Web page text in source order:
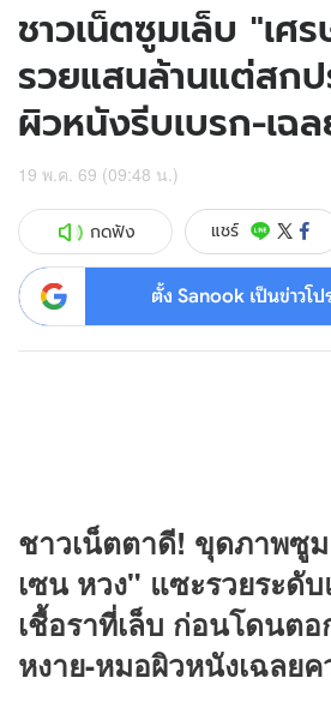
ชาวเน็ตซูมเล็บ "เศ
รวยแสนล้านแต่สก
ผิวหนังรีบเบรก-เฉ
19 พ.ค. 69 (09:48 น.)
กดฟัง แชร์
ตั้ง Sanook เป็นข่าวโ
ชาวเน็ตตาดี! ขุดภาพซู
เซน หวง" แซะรวยระดั
เชื้อราที่เล็บ ก่อนโดนต
หงาย-หมอผิวหนังเฉลยค